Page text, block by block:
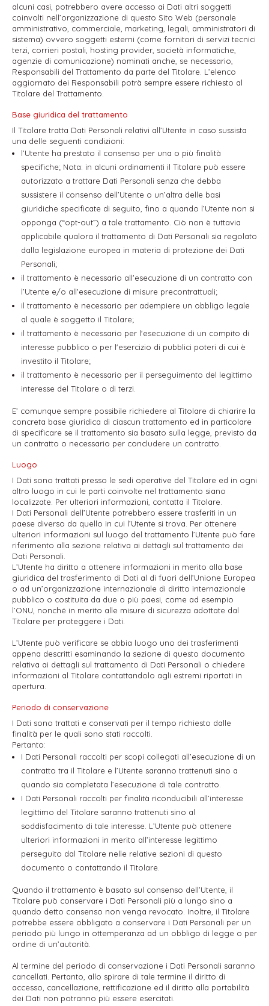
alcuni casi, potrebbero avere accesso ai Dati altri soggetti
coinvolti nell’organizzazione di questo Sito Web (personale
amministrativo, commerciale, marketing, legali, amministratori di
sistema) ovvero soggetti esterni (come fornitori di servizi tecnici
terzi, corrieri postali, hosting provider, società informatiche,
agenzie di comunicazione) nominati anche, se necessario,
Responsabili del Trattamento da parte del Titolare. L’elenco
aggiornato dei Responsabili potrà sempre essere richiesto al
Titolare del Trattamento.
Base giuridica del trattamento
Il Titolare tratta Dati Personali relativi all’Utente in caso sussista
una delle seguenti condizioni:
l’Utente ha prestato il consenso per una o più finalità
specifiche; Nota: in alcuni ordinamenti il Titolare può essere
autorizzato a trattare Dati Personali senza che debba
sussistere il consenso dell’Utente o un’altra delle basi
giuridiche specificate di seguito, fino a quando l’Utente non si
opponga (“opt-out”) a tale trattamento. Ciò non è tuttavia
applicabile qualora il trattamento di Dati Personali sia regolato
dalla legislazione europea in materia di protezione dei Dati
Personali;
il trattamento è necessario all'esecuzione di un contratto con
l’Utente e/o all'esecuzione di misure precontrattuali;
il trattamento è necessario per adempiere un obbligo legale
al quale è soggetto il Titolare;
il trattamento è necessario per l'esecuzione di un compito di
interesse pubblico o per l'esercizio di pubblici poteri di cui è
investito il Titolare;
il trattamento è necessario per il perseguimento del legittimo
interesse del Titolare o di terzi.
E’ comunque sempre possibile richiedere al Titolare di chiarire la
concreta base giuridica di ciascun trattamento ed in particolare
di specificare se il trattamento sia basato sulla legge, previsto da
un contratto o necessario per concludere un contratto.
Luogo
I Dati sono trattati presso le sedi operative del Titolare ed in ogni
altro luogo in cui le parti coinvolte nel trattamento siano
localizzate. Per ulteriori informazioni, contatta il Titolare.
I Dati Personali dell’Utente potrebbero essere trasferiti in un
paese diverso da quello in cui l’Utente si trova. Per ottenere
ulteriori informazioni sul luogo del trattamento l’Utente può fare
riferimento alla sezione relativa ai dettagli sul trattamento dei
Dati Personali.
L’Utente ha diritto a ottenere informazioni in merito alla base
giuridica del trasferimento di Dati al di fuori dell’Unione Europea
o ad un’organizzazione internazionale di diritto internazionale
pubblico o costituita da due o più paesi, come ad esempio
l’ONU, nonché in merito alle misure di sicurezza adottate dal
Titolare per proteggere i Dati.
L’Utente può verificare se abbia luogo uno dei trasferimenti
appena descritti esaminando la sezione di questo documento
relativa ai dettagli sul trattamento di Dati Personali o chiedere
informazioni al Titolare contattandolo agli estremi riportati in
apertura.
Periodo di conservazione
I Dati sono trattati e conservati per il tempo richiesto dalle
finalità per le quali sono stati raccolti.
Pertanto:
I Dati Personali raccolti per scopi collegati all’esecuzione di un
contratto tra il Titolare e l’Utente saranno trattenuti sino a
quando sia completata l’esecuzione di tale contratto.
I Dati Personali raccolti per finalità riconducibili all’interesse
legittimo del Titolare saranno trattenuti sino al
soddisfacimento di tale interesse. L’Utente può ottenere
ulteriori informazioni in merito all’interesse legittimo
perseguito dal Titolare nelle relative sezioni di questo
documento o contattando il Titolare.
Quando il trattamento è basato sul consenso dell’Utente, il
Titolare può conservare i Dati Personali più a lungo sino a
quando detto consenso non venga revocato. Inoltre, il Titolare
potrebbe essere obbligato a conservare i Dati Personali per un
periodo più lungo in ottemperanza ad un obbligo di legge o per
ordine di un’autorità.
Al termine del periodo di conservazione i Dati Personali saranno
cancellati. Pertanto, allo spirare di tale termine il diritto di
accesso, cancellazione, rettificazione ed il diritto alla portabilità
dei Dati non potranno più essere esercitati.